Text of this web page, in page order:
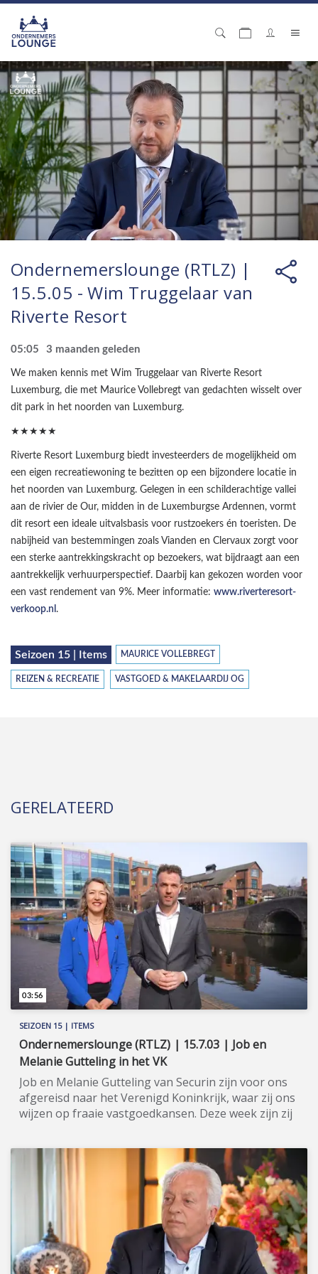
Ondernemerslounge (RTLZ) |
15.5.05 - Wim Truggelaar van
Riverte Resort
05:05 3 maanden geleden
We maken kennis met Wim Truggelaar van Riverte Resort
Luxemburg, die met Maurice Vollebregt van gedachten wisselt over
dit park in het noorden van Luxemburg.
★★★★★
Riverte Resort Luxemburg biedt investeerders de mogelijkheid om
een eigen recreatiewoning te bezitten op een bijzondere locatie in
het noorden van Luxemburg. Gelegen in een schilderachtige vallei
aan de rivier de Our, midden in de Luxemburgse Ardennen, vormt
dit resort een ideale uitvalsbasis voor rustzoekers én toeristen. De
nabijheid van bestemmingen zoals Vianden en Clervaux zorgt voor
een sterke aantrekkingskracht op bezoekers, wat bijdraagt aan een
aantrekkelijk verhuurperspectief. Daarbij kan gekozen worden voor
een vast rendement van 9%. Meer informatie: www.riverteresort-
verkoop.nl .
Seizoen 15 | Items MAURICE VOLLEBREGT
REIZEN & RECREATIE VASTGOED & MAKELAARDIJ OG
GERELATEERD
SEIZOEN 15 | ITEMS
Ondernemerslounge (RTLZ) | 15.7.03 | Job en
Melanie Gutteling in het VK
Job en Melanie Gutteling van Securin zijn voor ons
afgereisd naar het Verenigd Koninkrijk, waar zij ons
wijzen op fraaie vastgoedkansen. Deze week zijn zij
vastgoedontwikkelingsbedrijf Ciconia, hebben Job
en Melanie Gutteling - beiden met een medische
achtergrond - een aanzienlijke vastgoedportefeuille
opgebouwd, grotendeels in het Verenigd Koninkrijk
(in Engeland en Wales). Vervolgens is het bedrijf
Securin door hen opgericht om de opgedane kennis
over investeren in Brits vastgoed te delen met
anderen. De materie is namelijk best wel complex.
Met Securin helpen zij mensen om dezelfde (of een
03:56